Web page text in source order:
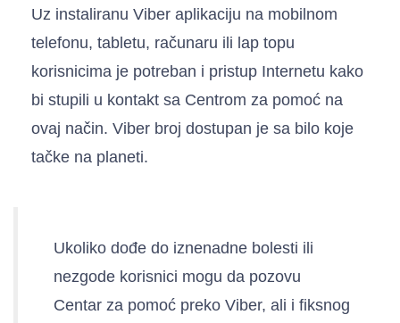
Uz instaliranu Viber aplikaciju na mobilnom
telefonu, tabletu, računaru ili lap topu
korisnicima je potreban i pristup Internetu kako
bi stupili u kontakt sa Centrom za pomoć na
ovaj način. Viber broj dostupan je sa bilo koje
tačke na planeti.
Ukoliko dođe do iznenadne bolesti ili
nezgode korisnici mogu da pozovu
Centar za pomoć preko Viber, ali i fiksnog